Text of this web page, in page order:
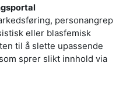
personangrep
eller blasfemisk
til å slette upassende
sprer slikt innhold via